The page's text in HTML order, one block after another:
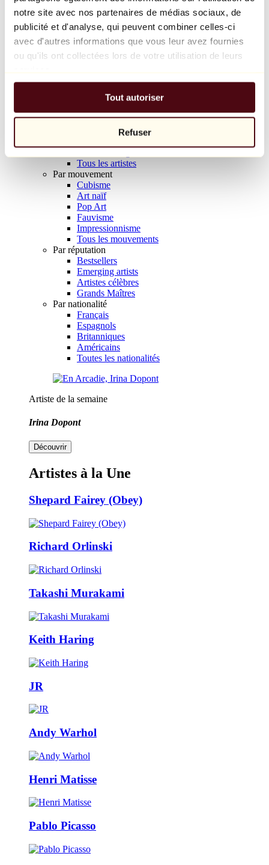
notre site avec nos partenaires de médias sociaux, de
publicité et d'analyse, qui peuvent combiner celles-ci
avec d'autres informations que vous leur avez fournies
ou qu'ils ont collectées lors de votre utilisation de leurs
Tout autoriser
Refuser
Balloon Dog (Orange)
Jeff Koons
10 000 €
Parcourir
Tous les sculpteurs
Tous les photographes
Tous les artistes
Par mouvement
Cubisme
Art naïf
Pop Art
Fauvisme
Impressionnisme
Tous les mouvements
Par réputation
Bestsellers
Emerging artists
Artistes célèbres
Grands Maîtres
Par nationalité
Français
Espagnols
Britanniques
Américains
Toutes les nationalités
Artiste de la semaine
Irina Dopont
Découvrir
Artistes à la Une
Shepard Fairey (Obey)
Richard Orlinski
Takashi Murakami
Keith Haring
JR
Andy Warhol
Henri Matisse
Pablo Picasso